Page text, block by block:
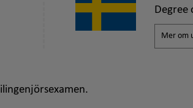
Degree
Mer om